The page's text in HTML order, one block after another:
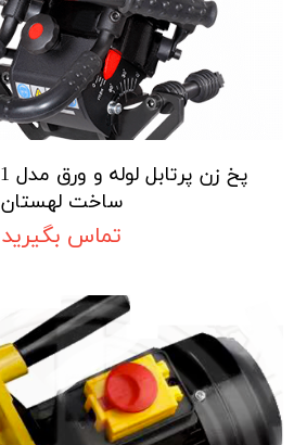
ساخت لهستان
تماس بگیرید